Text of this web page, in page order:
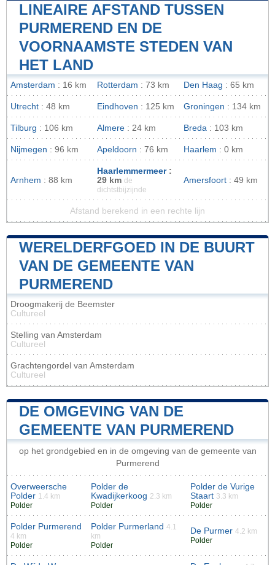
LINEAIRE AFSTAND TUSSEN
PURMEREND EN DE
VOORNAAMSTE STEDEN VAN
HET LAND
Amsterdam : 16 km Rotterdam : 73 km Den Haag : 65 km
Utrecht : 48 km Eindhoven : 125 km Groningen : 134 km
Tilburg : 106 km Almere : 24 km Breda : 103 km
Nijmegen : 96 km Apeldoorn : 76 km Haarlem : 0 km
Arnhem : 88 km
Haarlemmermeer:
29 km de
dichtstbijzijnde
Amersfoort : 49 km
Afstand berekend in een rechte lijn
WERELDERFGOED IN DE BUURT
VAN DE GEMEENTE VAN
PURMEREND
Droogmakerij de Beemster
Cultureel
Stelling van Amsterdam
Cultureel
Grachtengordel van Amsterdam
Cultureel
DE OMGEVING VAN DE
GEMEENTE VAN PURMEREND
op het grondgebied en in de omgeving van de gemeente van
Purmerend
Overweersche
Polder 1.4 km
Polder
Polder de
Kwadijkerkoog 2.3 km
Polder
Polder de Vurige
Staart 3.3 km
Polder
Polder Purmerend
4 km
Polder
Polder Purmerland 4.1
km
Polder
De Purmer 4.2 km
Polder